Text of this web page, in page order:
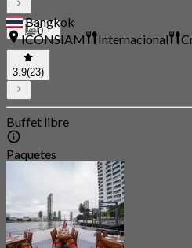
0
Bangkok
ICONSIAM
Internacional
3.9(23)
Buffet libre
Paquetes